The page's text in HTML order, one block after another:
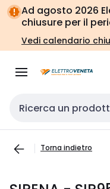
Vai alla
navigazione
Vai
alla
pagina
Ad agosto 2026
chiusure per il
Vedi calendario
Cerca input
Torna indietro